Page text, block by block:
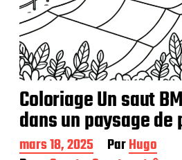
Coloriage Un saut
dans un paysage
D
mars 18, 2025 ParHugo